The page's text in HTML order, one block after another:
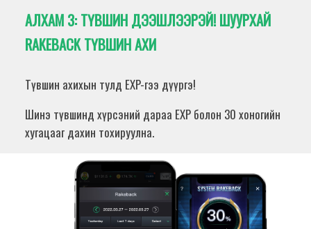
АЛХАМ 3:ТҮВШИН ДЭЭШЛЭЭРЭЙ! ШУУРХАЙ
RAKEBACK ТҮВШИН АХИ
Түвшин ахихын тулд EXP-гээ дүүргэ!
Шинэ түвшинд хүрсэний дараа EXP болон 30 хоногийн
хугацааг дахин тохируулна.